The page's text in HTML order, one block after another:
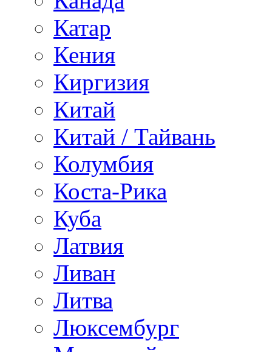
Катар
Кения
Киргизия
Китай
Китай / Тайвань
Колумбия
Коста-Рика
Куба
Латвия
Ливан
Литва
Люксембург